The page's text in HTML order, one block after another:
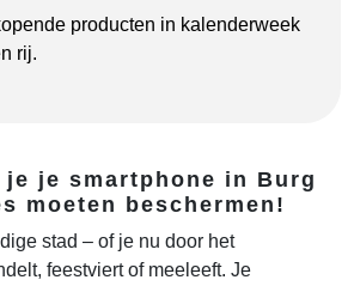
producten in kalenderweek
rij.
je je smartphone in Burg
moeten beschermen!
stad – of je nu door het
feestviert of meeleeft. Je